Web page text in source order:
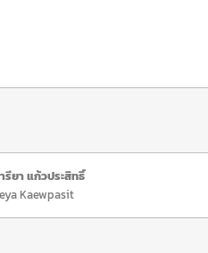
ยา แก้วประสิทธิ์
Kaewpasit